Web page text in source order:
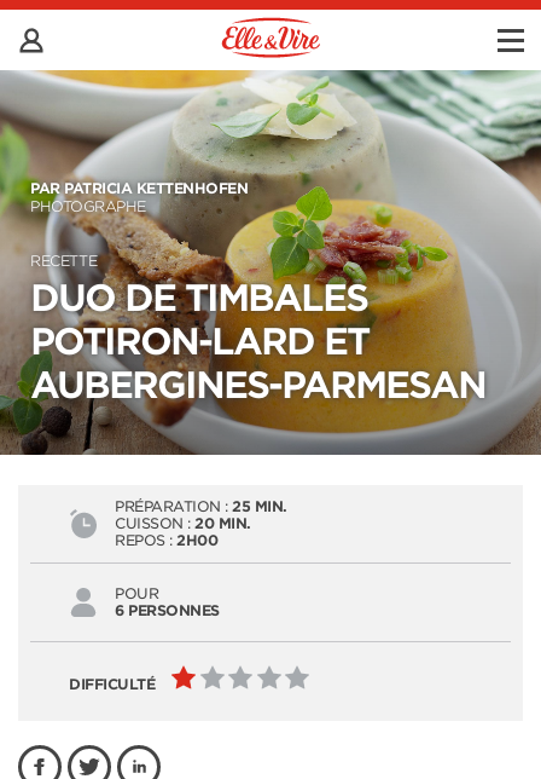
PAR PATRICIA KETTENHOFEN
PHOTOGRAPHE
RECETTE
DUO DE TIMBALES
POTIRON-LARD ET
AUBERGINES-PARMESAN
PRÉPARATION : 25 MIN.
CUISSON : 20 MIN.
REPOS : 2H00
POUR
6 PERSONNES
DIFFICULTÉ